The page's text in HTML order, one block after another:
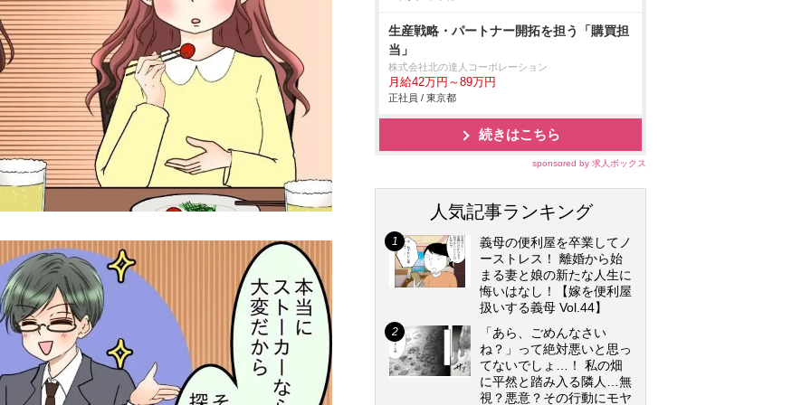
生産戦略・パートナー開拓を担う「購買担
当」
株式会社北の達人コーポレーション
月給42万円～89万円
正社員 / 東京都
続きはこちら
sponsored by 求人ボックス
人気記事ランキング
義母の便利屋を卒業してノ
ーストレス！ 離婚から始
まる妻と娘の新たな人生に
悔いはなし！【嫁を便利屋
扱いする義母 Vol.44】
「あら、ごめんなさい
ね？」って絶対悪いと思っ
てないでしょ…！ 私の畑
に平然と踏み入る隣人…無
視？悪意？その行動にモヤ